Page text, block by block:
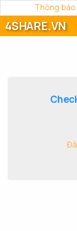
Thông
4SHARE.VN